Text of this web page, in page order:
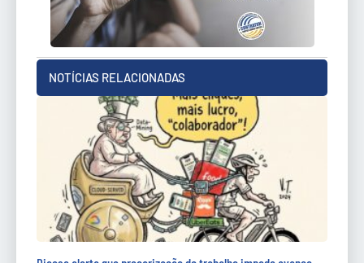
NOTÍCIAS RELACIONADAS